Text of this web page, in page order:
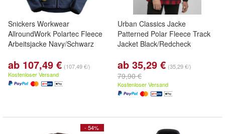
Snickers Workwear
AllroundWork Polartec Fleece
Arbeitsjacke Navy/Schwarz
ab 107,49 € (107,49 €/)
Kostenloser Versand
Urban Classics Jacke
Patterned Polar Fleece Track
Jacket Black/Redcheck
ab 35,29 € (35,29 €/)
79,90 €
Kostenloser Versand
- 54%